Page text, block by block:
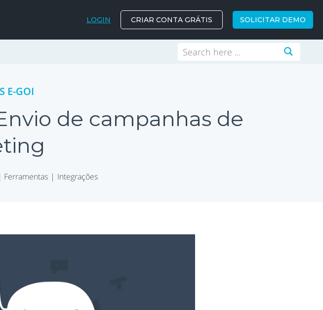
SOLICITAR DEMO
CRIAR CONTA GRÁTIS
LOGIN
E-GOI
de campanhas de
Ferramentas Integrações